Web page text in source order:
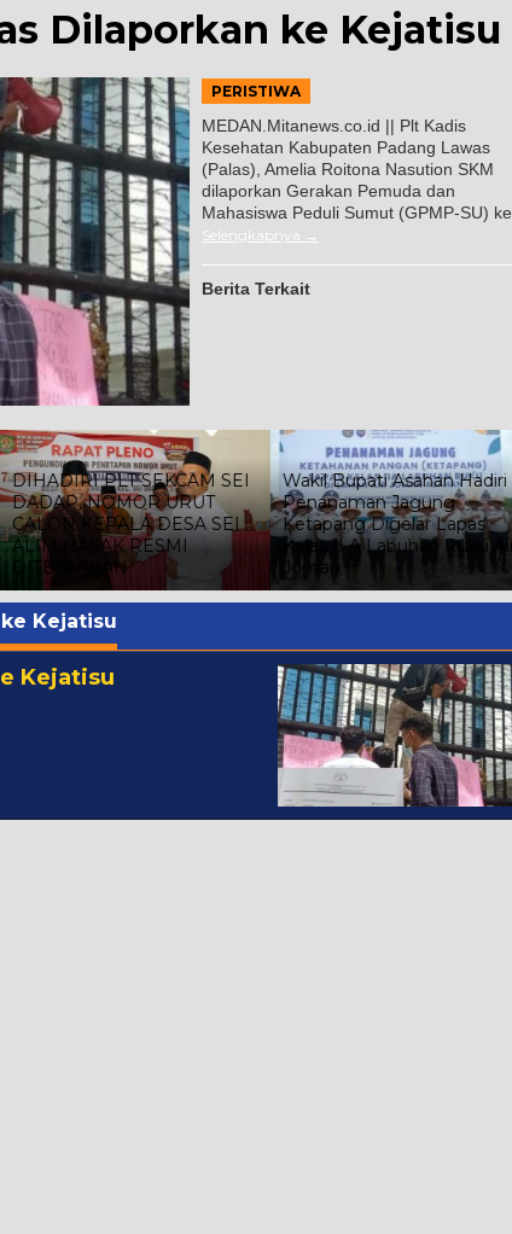
Dilaporkan ke Kejatisu
PERISTIWA
MEDAN.Mitanews.co.id || Plt Kadis
Kesehatan Kabupaten Padang Lawas
(Palas), Amelia Roitona Nasution SKM
dilaporkan Gerakan Pemuda dan
Mahasiswa Peduli Sumut (GPMP-SU) ke
Selengkapnya
Berita Terkait
DIHADIRI PLT SEKCAM SEI
DADAP, NOMOR URUT
CALON KEPALA DESA SEI
ALIM HASAK RESMI
DITETAPKAN
Wakil Bupati Asahan Hadiri
Penanaman Jagung
Ketapang Digelar Lapas
Kelas II A Labuhan Ruku Air
Joman
Kejatisu
Kejatisu